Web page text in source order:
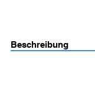
Beschreibung